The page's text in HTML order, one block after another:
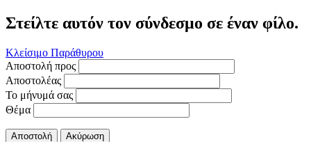
Στείλτε αυτόν τον σύνδεσμο σε έναν φίλο.
Κλείσιμο Παράθυρου
Αποστολή προς
Αποστολέας
Το μήνυμά σας
Θέμα
Αποστολή Ακύρωση